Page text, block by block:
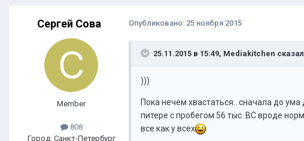
Сергей Сова
Member
808
Город: Санкт-Петербург
Опубликовано: 25 ноября 2015
25.11.2015 в 15:49, Mediakitchen
)))
Пока нечем хвастаться.. сначала до
питере с пробегом 56 тыс. ВС вроде
все как у всех